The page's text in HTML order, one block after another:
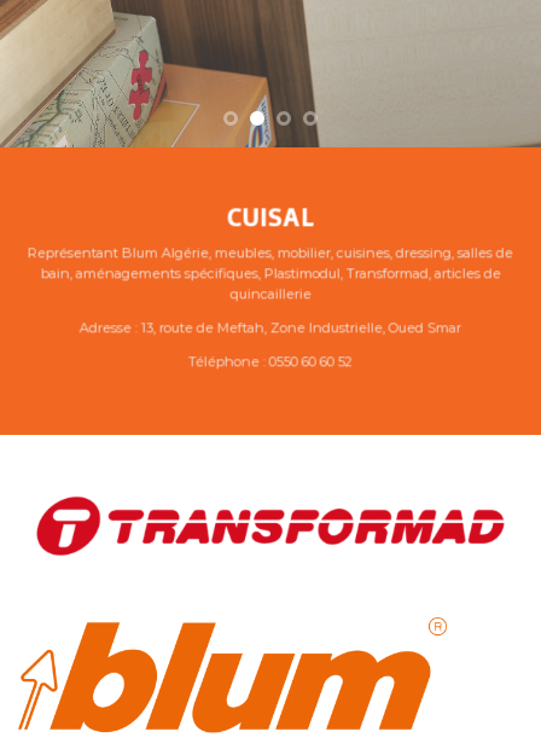
CUISAL
Représentant Blum Algérie, meubles, mobilier, cuisines, dressing, salles de
bain, aménagements spécifiques, Plastimodul, Transformad, articles de
quincaillerie
Adresse : 13, route de Meftah, Zone Industrielle, Oued Smar
Téléphone :0550 60 60 52